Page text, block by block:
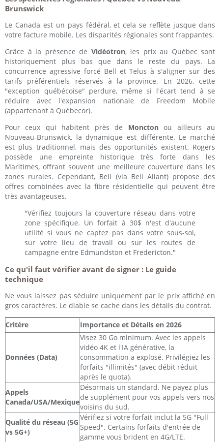
Brunswick
Le Canada est un pays fédéral, et cela se reflète jusque dans
votre facture mobile. Les disparités régionales sont frappantes.
Grâce à la présence de Vidéotron, les prix au Québec sont
historiquement plus bas que dans le reste du pays. La
concurrence agressive forcé Bell et Telus à s'aligner sur des
tarifs préférentiels réservés à la province. En 2026, cette
"exception québécoise" perdure, même si l'écart tend à se
réduire avec l'expansion nationale de Freedom Mobile
(appartenant à Québecor).
Pour ceux qui habitent près de Monctonou ailleurs au
Nouveau-Brunswick, la dynamique est différente. Le marché
est plus traditionnel, mais des opportunités existent. Rogers
possède une empreinte historique très forte dans les
Maritimes, offrant souvent une meilleure couverture dans les
zones rurales. Cependant, Bell (via Bell Aliant) propose des
offres combinées avec la fibre résidentielle qui peuvent être
très avantageuses.
"Vérifiez toujours la couverture réseau dans votre
zone spécifique. Un forfait à 30$ n'est d'aucune
utilité si vous ne captez pas dans votre sous-sol,
sur votre lieu de travail ou sur les routes de
campagne entre Edmundston et Fredericton."
Ce qu'il faut vérifier avant de signer : Le guide
technique
Ne vous laissez pas séduire uniquement par le prix affiché en
gros caractères. Le diable se cache dans les détails du contrat.
Critère Importance et Détails en 2026
Données (Data)
Visez 30 Go minimum. Avec les appels
vidéo 4K et l'IA générative, la
consommation a explosé. Privilégiez les
forfaits "illimités" (avec débit réduit
après le quota).
Appels
Canada/USA/Mexique
Désormais un standard. Ne payez plus
de supplément pour vos appels vers nos
voisins du sud.
Qualité du réseau (5G
vs 5G+)
Vérifiez si votre forfait inclut la 5G "Full
Speed". Certains forfaits d'entrée de
gamme vous brident en 4G/LTE.